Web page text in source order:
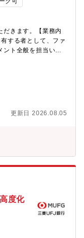
【魅力】・メガバ
できます。・不動
に関わることがで
館の建替、約半世紀
に向けた改革に取り
参画いただきます。
50名（管財事務の
半から60代前半ま
売買管理を行うグ
務を経験可能。総務
、本部ビル、デー
を所管するグループ
専門領域を相互補完
は、ご自身の専門性
応業務もあり、幅
だきます。【業務内
する者として、ファ
ント全般を担当いた
事管理・建物運営
社・ビル管理会社等
務を期待。【入行
の設備更新、内外装
インフラ整備 ・災
頻度（打合せ・現
は4～6割。出社しな
務。柔軟な働き方を
とポータブルなラッ
可能・休暇関連：ほ
子がいる男性ほぼ全
暇を取得【キャリア
にて担当物件を持
ップ・入行後2～3年
、等）・入行後3年
更新日 2026.08.05
度化